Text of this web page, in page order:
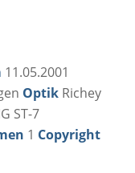
11.05.2001
OptikRichey
ST-7
1 Copyright